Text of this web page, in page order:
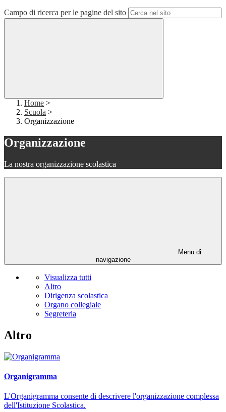
Campo di ricerca per le pagine del sito
Home >
Scuola >
Organizzazione
Organizzazione
La nostra organizzazione scolastica
Menu di
navigazione
Visualizza tutti
Altro
Dirigenza scolastica
Organo collegiale
Segreteria
Altro
Organigramma
L'Organigramma consente di descrivere l'organizzazione complessa
dell'Istituzione Scolastica.